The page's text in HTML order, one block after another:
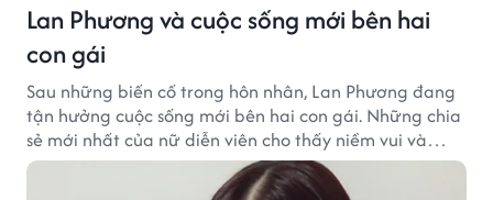
Lan Phương và cuộc sống mới bên hai
con gái
Sau những biến cố trong hôn nhân, Lan Phương đang
tận hưởng cuộc sống mới bên hai con gái. Những chia
sẻ mới nhất của nữ diễn viên cho thấy niềm vui và
hạnh phúc hiện tại đến từ những điều bình dị mỗi